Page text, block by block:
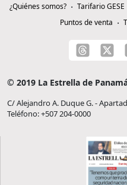
¿Quiénes somos? Tarifario GESE
Puntos de venta
© 2019 La Estrella de
C/ Alejandro A. Duque G. -
Teléfono: +507 204-0000